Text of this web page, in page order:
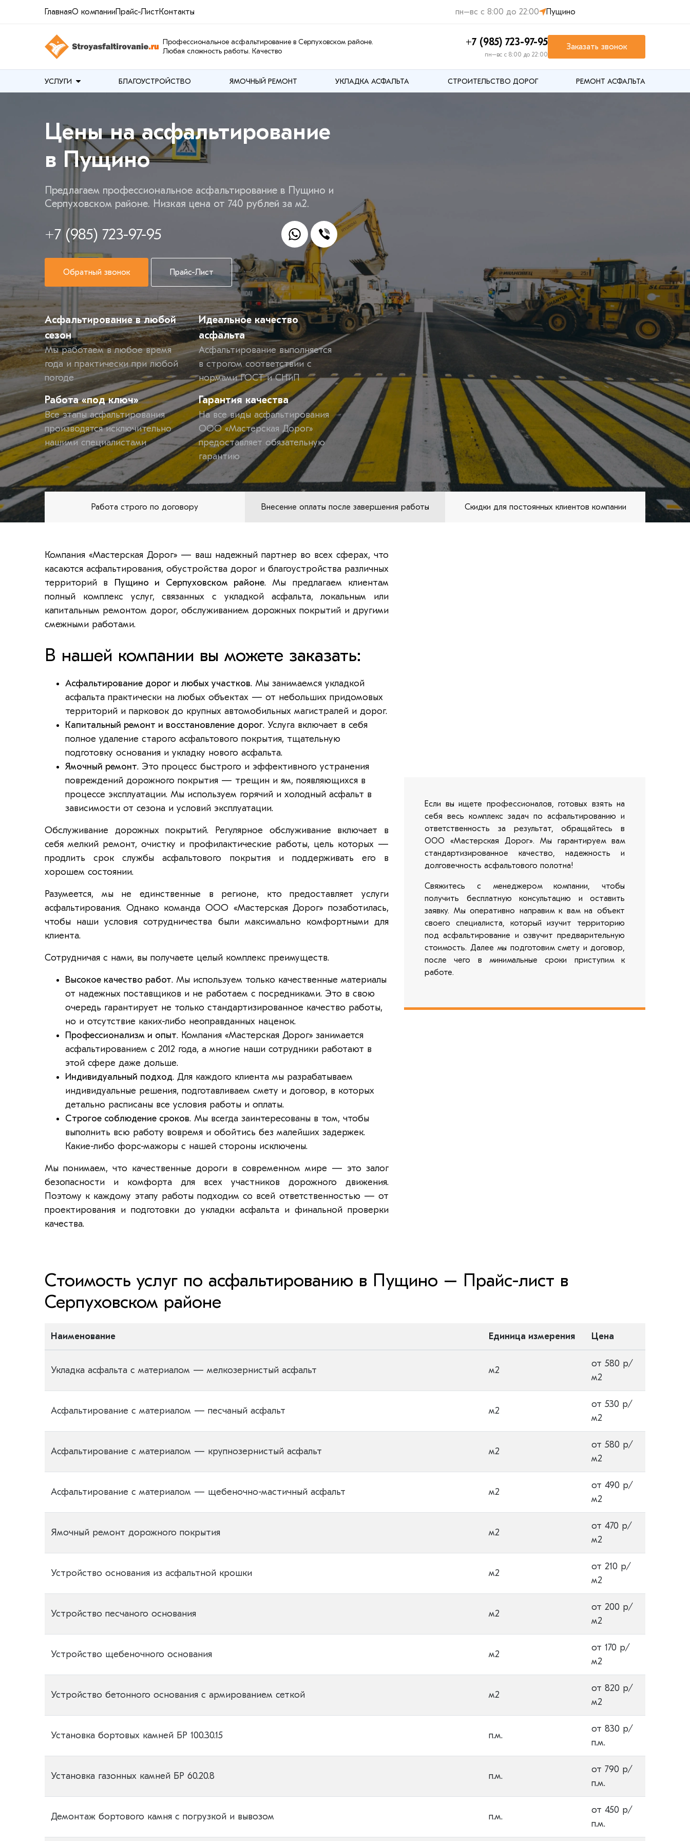
ГлавнаяО компанииПрайс-ЛистКонтакты пн–вс с 8:00 до 22:00 Пущино
Профессиональное асфальтирование в Серпуховском районе.
Любая сложность работы. Качество
+7 (985) 723-97-95
пн–вс с 8:00 до 22:00
Заказать звонок
УСЛУГИ БЛАГОУСТРОЙСТВО ЯМОЧНЫЙ РЕМОНТ УКЛАДКА АСФАЛЬТА СТРОИТЕЛЬСТВО ДОРОГ РЕМОНТ АСФАЛЬТА
Цены на асфальтирование
в Пущино
Предлагаем профессиональное асфальтирование в Пущино и
Серпуховском районе. Низкая цена от 740 рублей за м2.
+7 (985) 723-97-95
Обратный звонок Прайс-Лист
Асфальтирование в любой
сезон
Мы работаем в любое время
года и практически при любой
погоде
Идеальное качество
асфальта
Асфальтирование выполняется
в строгом соответствии с
нормами ГОСТ и СНиП
Работа «под ключ»
Все этапы асфальтирования
производятся исключительно
нашими специалистами
Гарантия качества
На все виды асфальтирования
ООО «Мастерская Дорог»
предоставляет обязательную
гарантию
Работа строго по договору Внесение оплаты после завершения работы Скидки для постоянных клиентов компании
Компания «Мастерская Дорог» — ваш надежный партнер во всех сферах, что
касаются асфальтирования, обустройства дорог и благоустройства различных
территорий в
Пущино и Серпуховском районе. Мы предлагаем клиентам
полный комплекс услуг, связанных с укладкой асфальта, локальным или
капитальным ремонтом дорог, обслуживанием дорожных покрытий и другими
смежными работами.
В нашей компании вы можете заказать:
Асфальтирование дорог и любых участков. Мы занимаемся укладкой
асфальта практически на любых объектах — от небольших придомовых
территорий и парковок до крупных автомобильных магистралей и дорог.
Капитальный ремонт и восстановление дорог. Услуга включает в себя
полное удаление старого асфальтового покрытия, тщательную
подготовку основания и укладку нового асфальта.
Ямочный ремонт. Это процесс быстрого и эффективного устранения
повреждений дорожного покрытия — трещин и ям, появляющихся в
процессе эксплуатации. Мы используем горячий и холодный асфальт в
зависимости от сезона и условий эксплуатации.
Обслуживание дорожных покрытий. Регулярное обслуживание включает в
себя мелкий ремонт, очистку и профилактические работы, цель которых —
продлить срок службы асфальтового покрытия и поддерживать его в
хорошем состоянии.
Разумеется, мы не единственные в регионе, кто предоставляет услуги
асфальтирования. Однако команда ООО «Мастерская Дорог» позаботилась,
чтобы наши условия сотрудничества были максимально комфортными для
клиента.
Сотрудничая с нами, вы получаете целый комплекс преимуществ.
Высокое качество работ. Мы используем только качественные материалы
от надежных поставщиков и не работаем с посредниками. Это в свою
очередь гарантирует не только стандартизированное качество работы,
но и отсутствие каких-либо неоправданных наценок.
Профессионализм и опыт. Компания «Мастерская Дорог» занимается
асфальтированием с 2012 года, а многие наши сотрудники работают в
этой сфере даже дольше.
Индивидуальный подход. Для каждого клиента мы разрабатываем
индивидуальные решения, подготавливаем смету и договор, в которых
детально расписаны все условия работы и оплаты.
Строгое соблюдение сроков. Мы всегда заинтересованы в том, чтобы
выполнить всю работу вовремя и обойтись без малейших задержек.
Какие-либо форс-мажоры с нашей стороны исключены.
Мы понимаем, что качественные дороги в современном мире — это залог
безопасности и комфорта для всех участников дорожного движения.
Поэтому к каждому этапу работы подходим со всей ответственностью — от
проектирования и подготовки до укладки асфальта и финальной проверки
качества.
Если вы ищете профессионалов, готовых взять на
себя весь комплекс задач по асфальтированию и
ответственность за результат, обращайтесь в
ООО «Мастерская Дорог». Мы гарантируем вам
стандартизированное качество, надежность и
долговечность асфальтового полотна!
Свяжитесь с менеджером компании, чтобы
получить бесплатную консультацию и оставить
заявку. Мы оперативно направим к вам на объект
своего специалиста, который изучит территорию
под асфальтирование и озвучит предварительную
стоимость. Далее мы подготовим смету и договор,
после чего в минимальные сроки приступим к
работе.
Стоимость услуг по асфальтированию в Пущино – Прайс-лист в
Серпуховском районе
Наименование Единица измерения Цена
Укладка асфальта с материалом — мелкозернистый асфальт м2
от 580 р/
м2
Асфальтирование с материалом — песчаный асфальт м2
от 530 р/
м2
Асфальтирование с материалом — крупнозернистый асфальт м2
от 580 р/
м2
Асфальтирование с материалом — щебеночно-мастичный асфальт м2
от 490 р/
м2
Ямочный ремонт дорожного покрытия м2
от 470 р/
м2
Устройство основания из асфальтной крошки м2
от 210 р/
м2
Устройство песчаного основания м2
от 200 р/
м2
Устройство щебеночного основания м2
от 170 р/
м2
Устройство бетонного основания с армированием сеткой м2
от 820 р/
м2
Установка бортовых камней БР 100.30.15 п.м.
от 830 р/
п.м.
Установка газонных камней БР 60.20.8 п.м.
от 790 р/
п.м.
Демонтаж бортового камня с погрузкой и вывозом п.м.
от 450 р/
п.м.